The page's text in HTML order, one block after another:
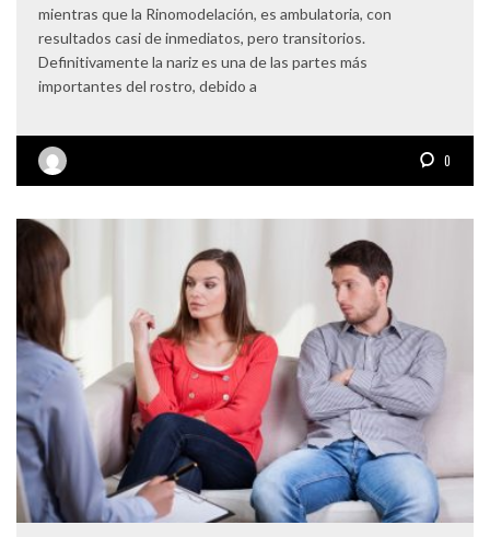
mientras que la Rinomodelación, es ambulatoria, con
resultados casi de inmediatos, pero transitorios.
Definitivamente la nariz es una de las partes más
importantes del rostro, debido a
0